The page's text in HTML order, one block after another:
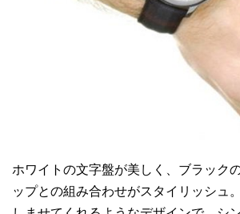
ホワイトの文字盤が美しく、ブラック
ップとの組み合わせがスタイリッシュ